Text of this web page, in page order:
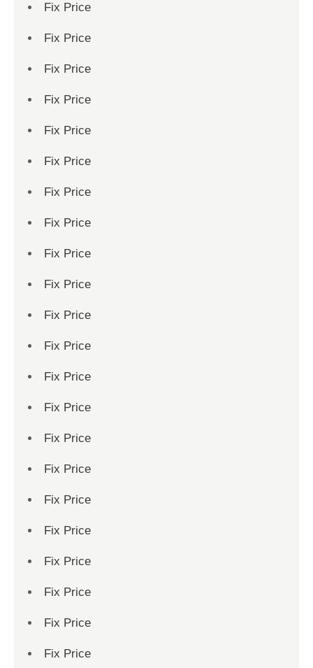
Fix Price
Fix Price
Fix Price
Fix Price
Fix Price
Fix Price
Fix Price
Fix Price
Fix Price
Fix Price
Fix Price
Fix Price
Fix Price
Fix Price
Fix Price
Fix Price
Fix Price
Fix Price
Fix Price
Fix Price
Fix Price
Fix Price